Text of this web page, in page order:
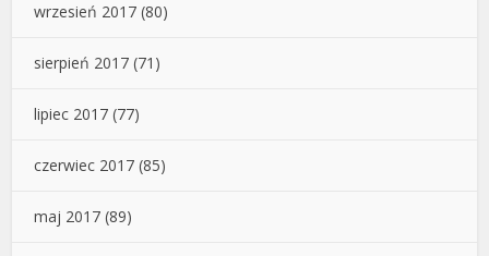
wrzesień 2017 (80)
sierpień 2017 (71)
lipiec 2017 (77)
czerwiec 2017 (85)
maj 2017 (89)